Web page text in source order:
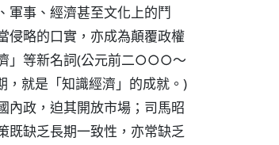
軍事、經濟甚至文化上的鬥
侵略的口實，亦成為顛覆政權
」等新名詞(公元前二○○○～
就是「知識經濟」的成就。)
內政，迫其開放市場；司馬昭
既缺乏長期一致性，亦常缺乏